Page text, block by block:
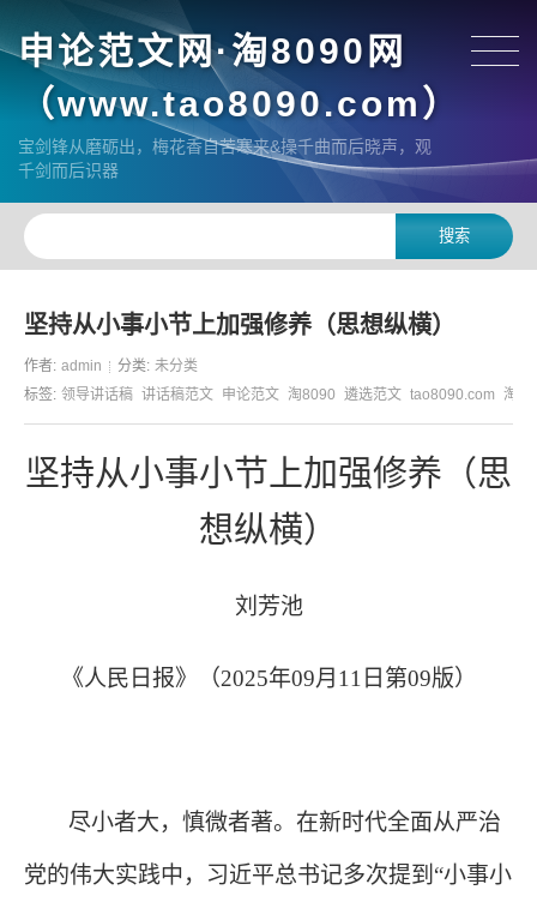
申论范文网·淘8090网
（www.tao8090.com）
宝剑锋从磨砺出，梅花香自苦寒来&操千曲而后晓声，观
千剑而后识器
坚持从小事小节上加强修养（思想纵横）
作者: admin 分类: 未分类
标签: 领导讲话稿 讲话稿范文 申论范文 淘8090 遴选范文 tao8090.com 淘
坚持从小事小节上加强修养（思
想纵横）
刘芳池
《人民日报》（2025年09月 11 日第09版）
尽小者大，慎微者著。在新时代全面从严治
党的伟大实践中，习近平总书记多次提到 “小事小